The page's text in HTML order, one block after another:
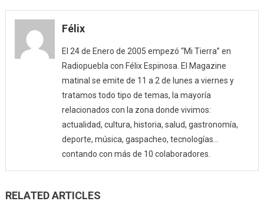
Félix
El 24 de Enero de 2005 empezó “Mi Tierra” en
Radiopuebla con Félix Espinosa. El Magazine
matinal se emite de 11 a 2 de lunes a viernes y
tratamos todo tipo de temas, la mayoría
relacionados con la zona donde vivimos:
actualidad, cultura, historia, salud, gastronomía,
deporte, música, gaspacheo, tecnologías…
contando con más de 10 colaboradores.
RELATED ARTICLES